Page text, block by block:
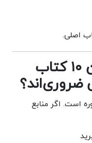
اصلی.
جمع‌بندی: چرا این ۱۰ کتاب
ضروری‌اند؟
است. اگر منابع